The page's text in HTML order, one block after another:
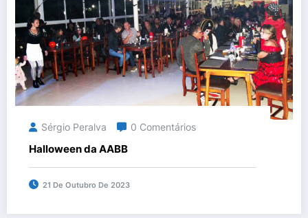
Sérgio Peralva 0 Comentários
Halloween da AABB
21 De Outubro De 2023